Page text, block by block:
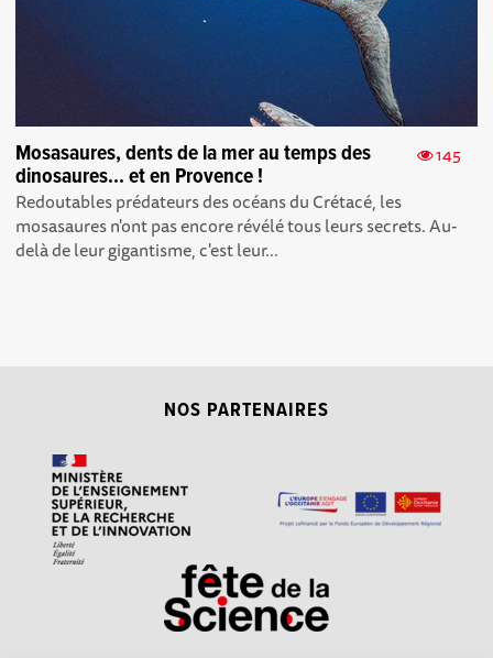
145
Mosasaures, dents de la mer au temps des
dinosaures... et en Provence !
Redoutables prédateurs des océans du Crétacé, les
mosasaures n'ont pas encore révélé tous leurs secrets. Au-
delà de leur gigantisme, c'est leur...
NOS PARTENAIRES